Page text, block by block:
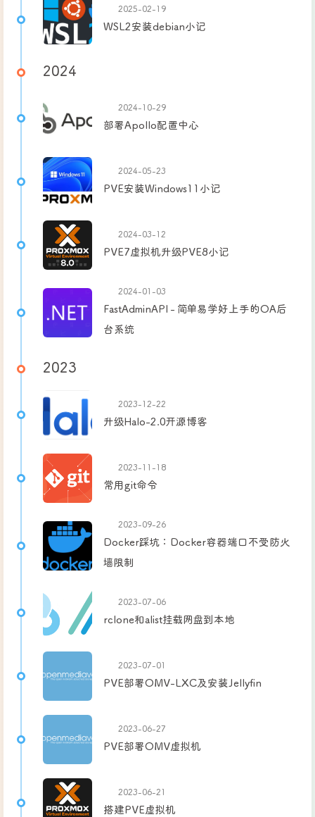
2025-02-19
WSL2安装debian小记
2024
2024-10-29
部署Apollo配置中心
2024-05-23
PVE安装Windows11小记
2024-03-12
PVE7虚拟机升级PVE8小记
2024-01-03
FastAdminAPI - 简单易学好上手的OA后
台系统
2023
2023-12-22
升级Halo-2.0开源博客
2023-11-18
常用git命令
2023-09-26
Docker踩坑：Docker容器端口不受防火
墙限制
2023-07-06
rclone和alist挂载网盘到本地
2023-07-01
PVE部署OMV-LXC及安装Jellyfin
2023-06-27
PVE部署OMV虚拟机
2023-06-21
搭建PVE虚拟机